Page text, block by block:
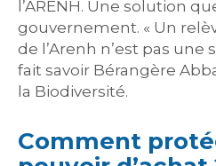
l’ARENH. Une solution
gouvernement. « Un
de l’Arenh n’est pas une
fait savoir Bérangère
la Biodiversité.
Comment